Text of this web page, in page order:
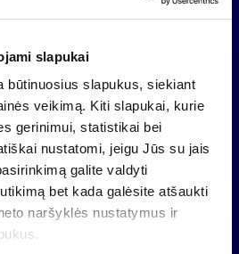
slapukai
būtinuosius slapukus, siekiant
veikimą. Kiti slapukai, kurie
gerinimui, statistikai bei
nustatomi, jeigu Jūs su jais
galite valdyti
bet kada galėsite atšaukti
naršyklės nustatymus ir
numatoma pasiūlyti
energijos poreikius.
Energy Fund I“
valdymo bendrovės „INVL
įsteigtas informuotiesiems
subfondas investuoja į
vystymo stadijos
(saulės, vėjo) projektus,
statybą, jėgainių